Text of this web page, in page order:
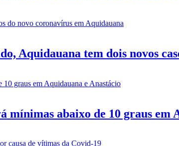
Aquidauana tem dois novos
mínimas abaixo de 10 graus em